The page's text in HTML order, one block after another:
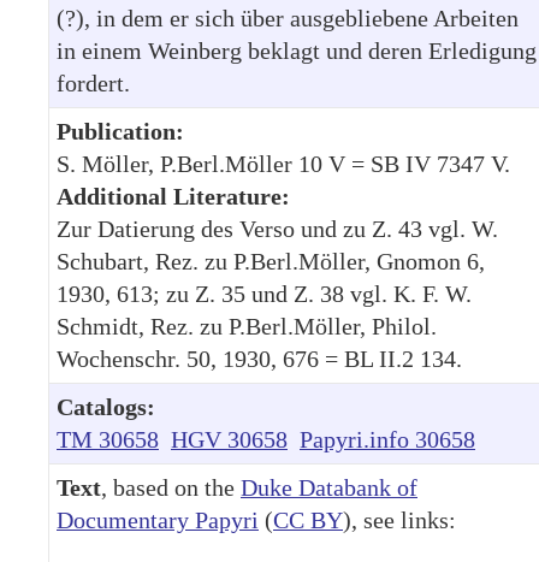
(?), in dem er sich über ausgebliebene Arbeiten
in einem Weinberg beklagt und deren Erledigung
fordert.
Publication:
S. Möller, P.Berl.Möller 10 V = SB IV 7347 V.
Additional Literature:
Zur Datierung des Verso und zu Z. 43 vgl. W.
Schubart, Rez. zu P.Berl.Möller, Gnomon 6,
1930, 613; zu Z. 35 und Z. 38 vgl. K. F. W.
Schmidt, Rez. zu P.Berl.Möller, Philol.
Wochenschr. 50, 1930, 676 = BL II.2 134.
Catalogs:
TM 30658 HGV 30658 Papyri.info 30658
Text, based on the Duke Databank of
Documentary Papyri (CC BY), see links: